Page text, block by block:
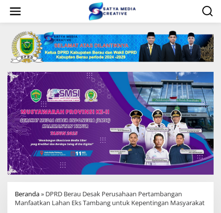
w
Beranda» DPRD Berau Desak Perusahaan Pertambangan
Manfaatkan Lahan Eks Tambang untuk Kepentingan Masyarakat